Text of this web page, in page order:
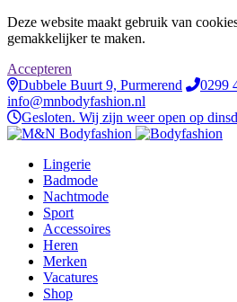
Deze website maakt gebruik van
gemakkelijker te maken.
Accepteren
Dubbele Buurt 9, Purmerend
0299
info@mnbodyfashion.nl
Gesloten. Wij zijn weer open op
Lingerie
Badmode
Nachtmode
Sport
Accessoires
Heren
Merken
Vacatures
Shop